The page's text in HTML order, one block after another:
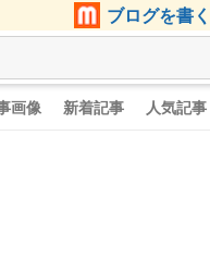
ブログを書
画像 新着記事 人気記事